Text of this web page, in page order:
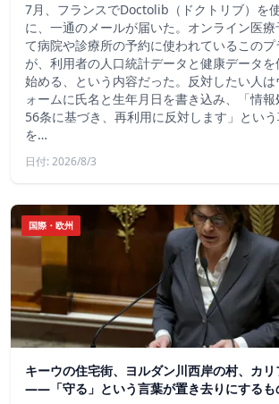
7月、フランスでDoctolib（ドクトリブ）を
に、一通のメールが届いた。オンライン医
て病院や診療所の予約に使われているこの
が、利用者の人口統計データと健康データ
始める、という内容だった。反対したい人
ォームに氏名と生年月日を書き込み、「情
56条に基づき、再利用に反対します」とい
を…
日付: 2026/8/3
国際・欧州
キーウの住宅街、ヨルダン川西岸の村、カ
——「守る」という言葉が置き去りにするも